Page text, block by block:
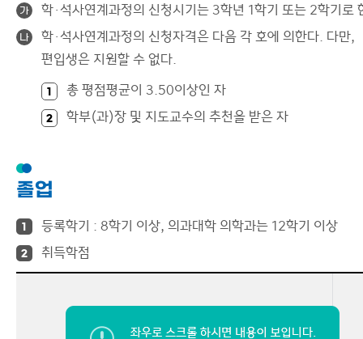
가 학·석사연계과정의 신청시기는 3학년 1학기 또는 2학기로
나
학·석사연계과정의 신청자격은 다음 각 호에 의한다. 다만,
편입생은 지원할 수 없다.
1 총 평점평균이 3.50이상인 자
2 학부(과)장 및 지도교수의 추천을 받은 자
졸업
1 등록학기 : 8학기 이상, 의과대학 의학과는 12학기 이상
2 취득학점